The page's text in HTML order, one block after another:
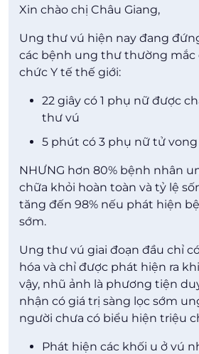
Xin chào chị Châu Giang,
Ung thư vú hiện nay đang
các bệnh ung thư thường mắc
chức Y tế thế giới:
22 giây có 1 phụ nữ được
thư vú
5 phút có 3 phụ nữ tử
NHƯNG hơn 80% bệnh nhân
chữa khỏi hoàn toàn và tỷ lệ
tăng đến 98% nếu phát hiện
sớm.
Ung thư vú giai đoạn đầu chỉ
hóa và chỉ được phát hiện ra
vậy, nhũ ảnh là phương tiện
nhận có giá trị sàng lọc sớm
người chưa có biểu hiện triệu
Phát hiện các khối u ở vú